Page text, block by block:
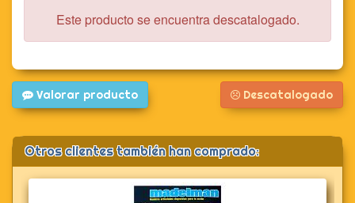
Este producto se encuentra descatalogado.
Valorar producto Descatalogado
Otros clientes también han comprado: